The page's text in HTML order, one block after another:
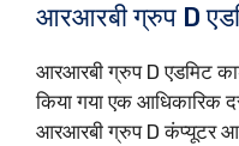
आरआरबी ग्रुप D
आरआरबी ग्रुप D एडमिट कार्ड
किया गया एक आधिकारिक
आरआरबी ग्रुप D कंप्यूटर